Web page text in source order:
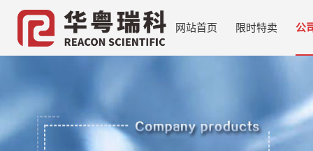
网站首页 限时特卖 公